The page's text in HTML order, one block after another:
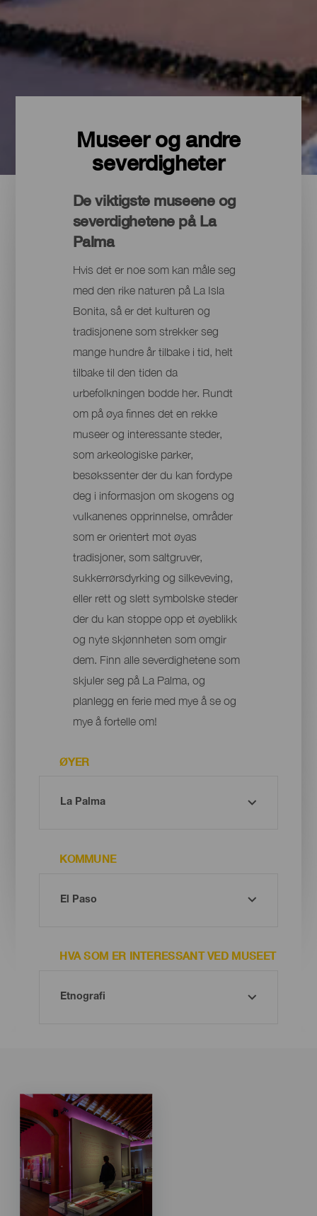
Museer og andre
severdigheter
De viktigste museene og
severdighetene på La
Palma
Hvis det er noe som kan måle seg
med den rike naturen på La Isla
Bonita, så er det kulturen og
tradisjonene som strekker seg
mange hundre år tilbake i tid, helt
tilbake til den tiden da
urbefolkningen bodde her. Rundt
om på øya finnes det en rekke
museer og interessante steder,
som arkeologiske parker,
besøkssenter der du kan fordype
deg i informasjon om skogens og
vulkanenes opprinnelse, områder
som er orientert mot øyas
tradisjoner, som saltgruver,
sukkerrørsdyrking og silkeveving,
eller rett og slett symbolske steder
der du kan stoppe opp et øyeblikk
og nyte skjønnheten som omgir
dem. Finn alle severdighetene som
skjuler seg på La Palma, og
planlegg en ferie med mye å se og
mye å fortelle om!
ØYER
KOMMUNE
HVA SOM ER INTERESSANT VED MUSEET
Imagen
Listado
Imagen